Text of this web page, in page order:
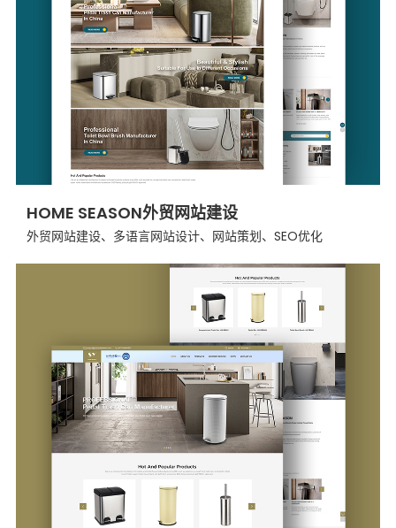
HOME SEASON外贸网站建设
外贸网站建设、多语言网站设计、网站策划、SEO优化